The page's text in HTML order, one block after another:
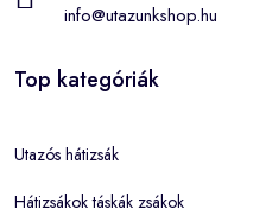
info@utazunkshop.hu
Top kategóriák
Utazós hátizsák
Hátizsákok táskák zsákok